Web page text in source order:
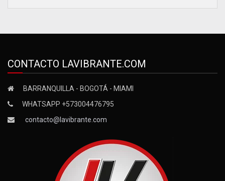
CONTACTO LAVIBRANTE.COM
BARRANQUILLA - BOGOTÁ - MIAMI
WHATSAPP +573004476795
contacto@lavibrante.com